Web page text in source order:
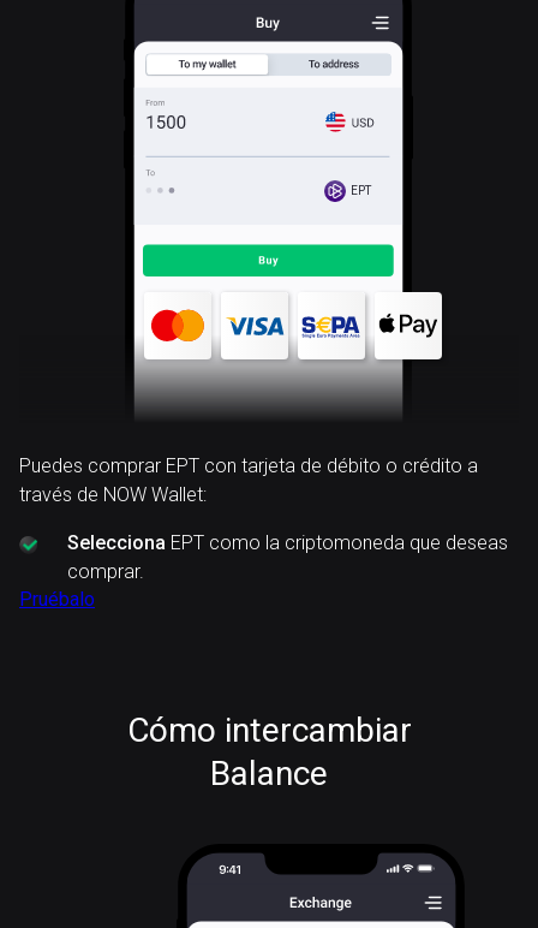
EPT
Puedes comprar EPT con tarjeta de débito o crédito a
través de NOW Wallet:
Selecciona EPT como la criptomoneda que deseas
comprar.
Pruébalo
Cómo intercambiar
Balance